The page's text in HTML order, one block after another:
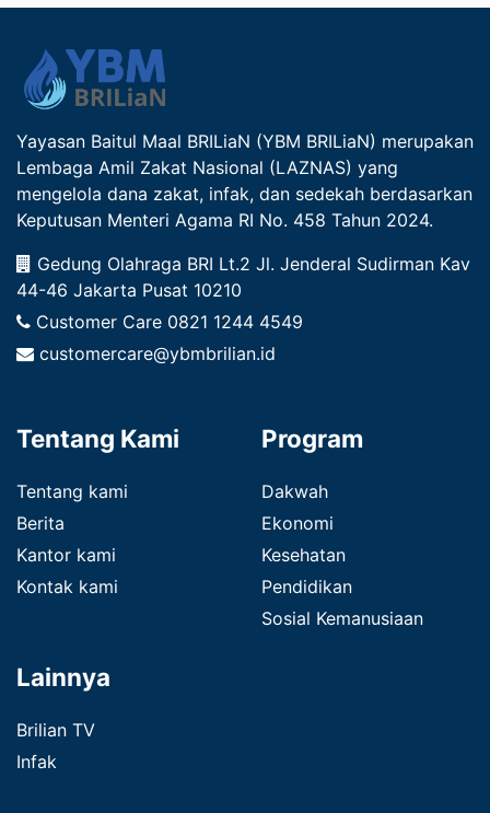
Yayasan Baitul Maal BRILiaN (YBM BRILiaN) merupakan
Lembaga Amil Zakat Nasional (LAZNAS) yang
mengelola dana zakat, infak, dan sedekah berdasarkan
Keputusan Menteri Agama RI No. 458 Tahun 2024.
Gedung Olahraga BRI Lt.2 Jl. Jenderal Sudirman Kav
44-46 Jakarta Pusat 10210
Customer Care 0821 1244 4549
customercare@ybmbrilian.id
Tentang Kami
Tentang kami
Berita
Kantor kami
Kontak kami
Program
Dakwah
Ekonomi
Kesehatan
Pendidikan
Sosial Kemanusiaan
Lainnya
Brilian TV
Infak